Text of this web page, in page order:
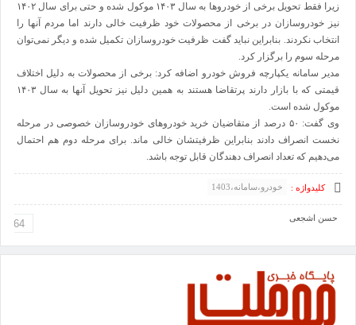
زیرا فقط تحویل برخی از خودروها به سال ۱۴۰۳ موکول شده و حتی برای سال ۱۴۰۲
نیز خودروسازان در برخی از محصولات خود ظرفیت خالی دارند اما مردم آنها را
انتخاب نکردند. بنابراین نباید گفت ظرفیت خودروسازان تکمیل شده و دیگر نمی‌توان
مرحله سوم را برگزار کرد.
مدیر سامانه یکپارچه فروش خودرو اضافه کرد: برخی از محصولات به دلیل اختلاف
قیمتی که با بازار دارند پرتقاضا هستند به همین دلیل نیز تحویل آنها به سال ۱۴۰۳
موکول شده است.
وی گفت: ۵۰ درصد از متقاضیان خرید خودروهای خودروسازان خصوصی در مرحله
نخست انصراف دادند بنابراین ظرفیتشان خالی ماند. برای مرحله دوم هم احتمال
می‌دهیم که تعداد انصراف دهندگان قابل توجه باشد.
کلیدواژه : خودرو،سامانه،1403
حسن اشجعی